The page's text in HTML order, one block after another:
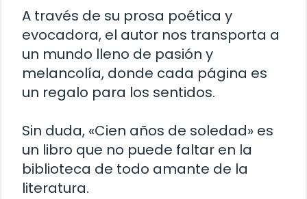
A través de su prosa poética y
evocadora, el autor nos transporta a
un mundo lleno de pasión y
melancolía, donde cada página es
un regalo para los sentidos.
Sin duda, «Cien años de soledad» es
un libro que no puede faltar en la
biblioteca de todo amante de la
literatura.